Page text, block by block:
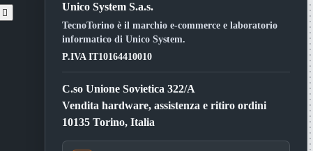

Unico System S.a.s.
TecnoTorino è il marchio e-commerce e laboratorio
informatico di Unico System.
P.IVA IT10164410010
C.so Unione Sovietica 322/A
Vendita hardware, assistenza e ritiro ordini
10135 Torino, Italia